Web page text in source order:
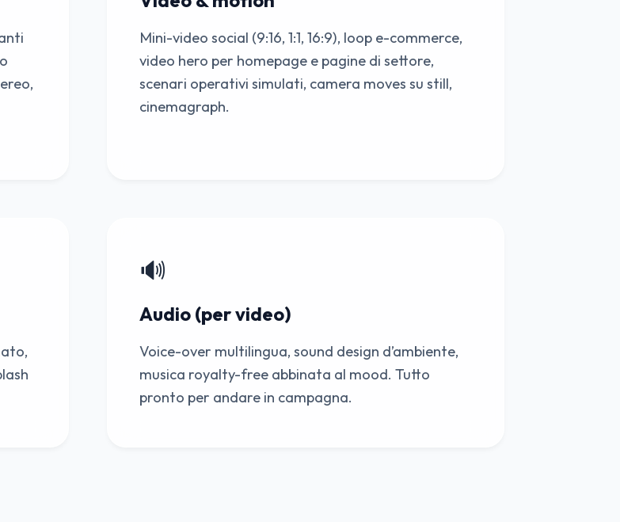
Mini-video social (9:16, 1:1, 16:9), loop e-commerce,
video hero per homepage e pagine di settore,
scenari operativi simulati, camera moves su still,
cinemagraph.
🔊
Audio (per video)
Voice-over multilingua, sound design d’ambiente,
musica royalty-free abbinata al mood. Tutto
pronto per andare in campagna.